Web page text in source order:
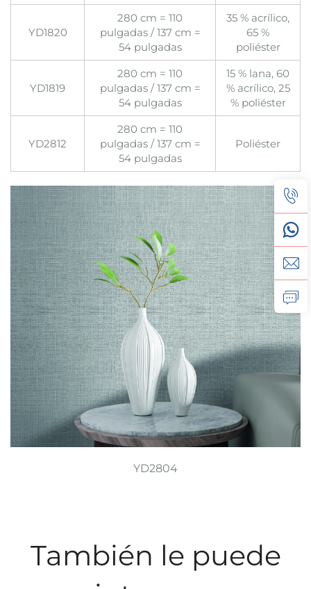
YD1820
280 cm = 110
pulgadas / 137 cm =
54 pulgadas
35 % acrílico,
65 %
poliéster
YD1819
280 cm = 110
pulgadas / 137 cm =
54 pulgadas
15 % lana, 60
% acrílico, 25
% poliéster
YD2812
280 cm = 110
pulgadas / 137 cm =
54 pulgadas
Poliéster
YD2804
También le puede